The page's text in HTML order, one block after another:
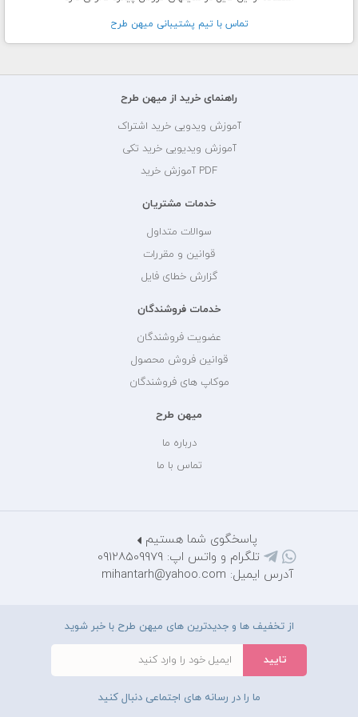
تماس با تيم پشتيبانی ميهن طرح
راهنمای خرید از میهن طرح
آموزش ویدویی خرید اشتراک
آموزش ویدیویی خرید تکی
PDF آموزش خرید
خدمات مشتریان
سوالات متداول
قوانین و مقررات
گزارش خطای فایل
خدمات فروشندگان
عضویت فروشندگان
قوانین فروش محصول
موکاپ های فروشندگان
میهن طرح
درباره ما
تماس با ما
پاسخگوی شما هستیم
تلگرام و واتس اپ: 09128509979
آدرس ایمیل: mihantarh@yahoo.com
از تخفیف ها و جدیدترین های میهن طرح با خبر شوید
ما را در رسانه های اجتماعی دنبال کنید